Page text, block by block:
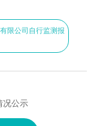
限公司自行监测报
况公示